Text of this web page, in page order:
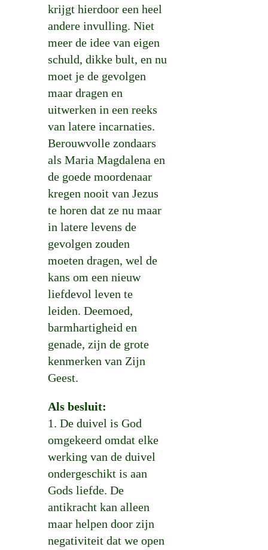
krijgt hierdoor een heel
andere invulling. Niet
meer de idee van eigen
schuld, dikke bult, en nu
moet je de gevolgen
maar dragen en
uitwerken in een reeks
van latere incarnaties.
Berouwvolle zondaars
als Maria Magdalena en
de goede moordenaar
kregen nooit van Jezus
te horen dat ze nu maar
in latere levens de
gevolgen zouden
moeten dragen, wel de
kans om een nieuw
liefdevol leven te
leiden. Deemoed,
barmhartigheid en
genade, zijn de grote
kenmerken van Zijn
Geest.
Als besluit:
1. De duivel is God
omgekeerd omdat elke
werking van de duivel
ondergeschikt is aan
Gods liefde. De
antikracht kan alleen
maar helpen door zijn
negativiteit dat we open